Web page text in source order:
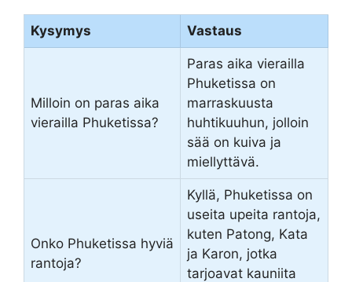
Kysymys Vastaus
Milloin on paras aika
vierailla Phuketissa?
Paras aika vierailla
Phuketissa on
marraskuusta
huhtikuuhun, jolloin
sää on kuiva ja
miellyttävä.
Onko Phuketissa hyviä
rantoja?
Kyllä, Phuketissa on
useita upeita rantoja,
kuten Patong, Kata
ja Karon, jotka
tarjoavat kauniita